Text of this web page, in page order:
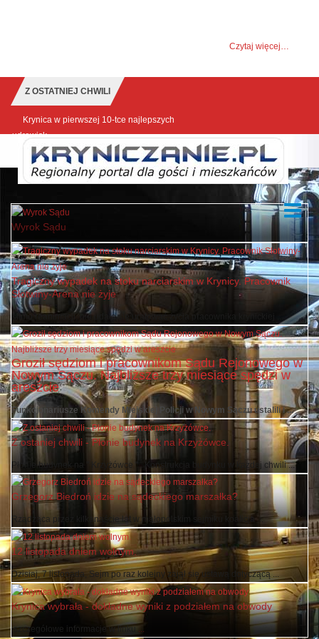
Czytaj więcej…
Z OSTATNIEJ CHWILI
Krynica w pierwszej 10-tce najlepszych
udrowisk
Wyrok Sądu
Tragiczny wypadek na stoku narciarskim w Krynicy. Pracownik
Słotwiny-Arena nie żyje
Mimo reanimacji, nie udało się uratować życia pracownika krynickiej ...
Groził sędziom i pracownikom Sądu Rejonowego w
Nowym Sączu. Najbliższe trzy miesiące spędzi w
areszcie
Funkcjonariusze Komendy Miejskiej Policji w Nowym Sączu ustalili i ...
Z ostaniej chwili - Płonie budynek na Krzyżówce.
Płonie budynek na " Krzyżówce " . Konstrukcja budynku w każdej chwili ...
Grzegorz Biedroń idzie na sądeckiego marszałka?
Rządząca przez kilkanaście lat w małopolskim sejmiku koalicja ...
12 listopada dniem wolnym.
Dzisiaj, 7 listopada, Sejm po raz kolejny zajął się ustawą dotyczącą ...
Krynica wybrała - dokładne wyniki z podziałem na obwody